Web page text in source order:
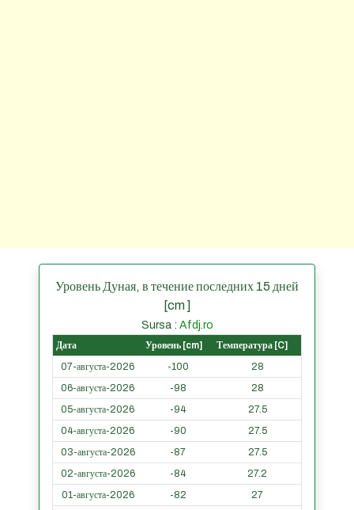
Уровень Дуная, в течение последних 15 дней
[cm ]
Sursa : Afdj.ro
Дата Уровень [cm]
Температура [C]
07-августа-2026
-100
28
06-августа-2026
-98
28
05-августа-2026
-94
27.5
04-августа-2026
-90
27.5
03-августа-2026
-87
27.5
02-августа-2026
-84
27.2
01-августа-2026
-82
27